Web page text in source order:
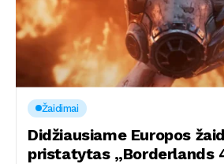
Žaidimai
Didžiausiame Europos
pristatytas „Borderlands